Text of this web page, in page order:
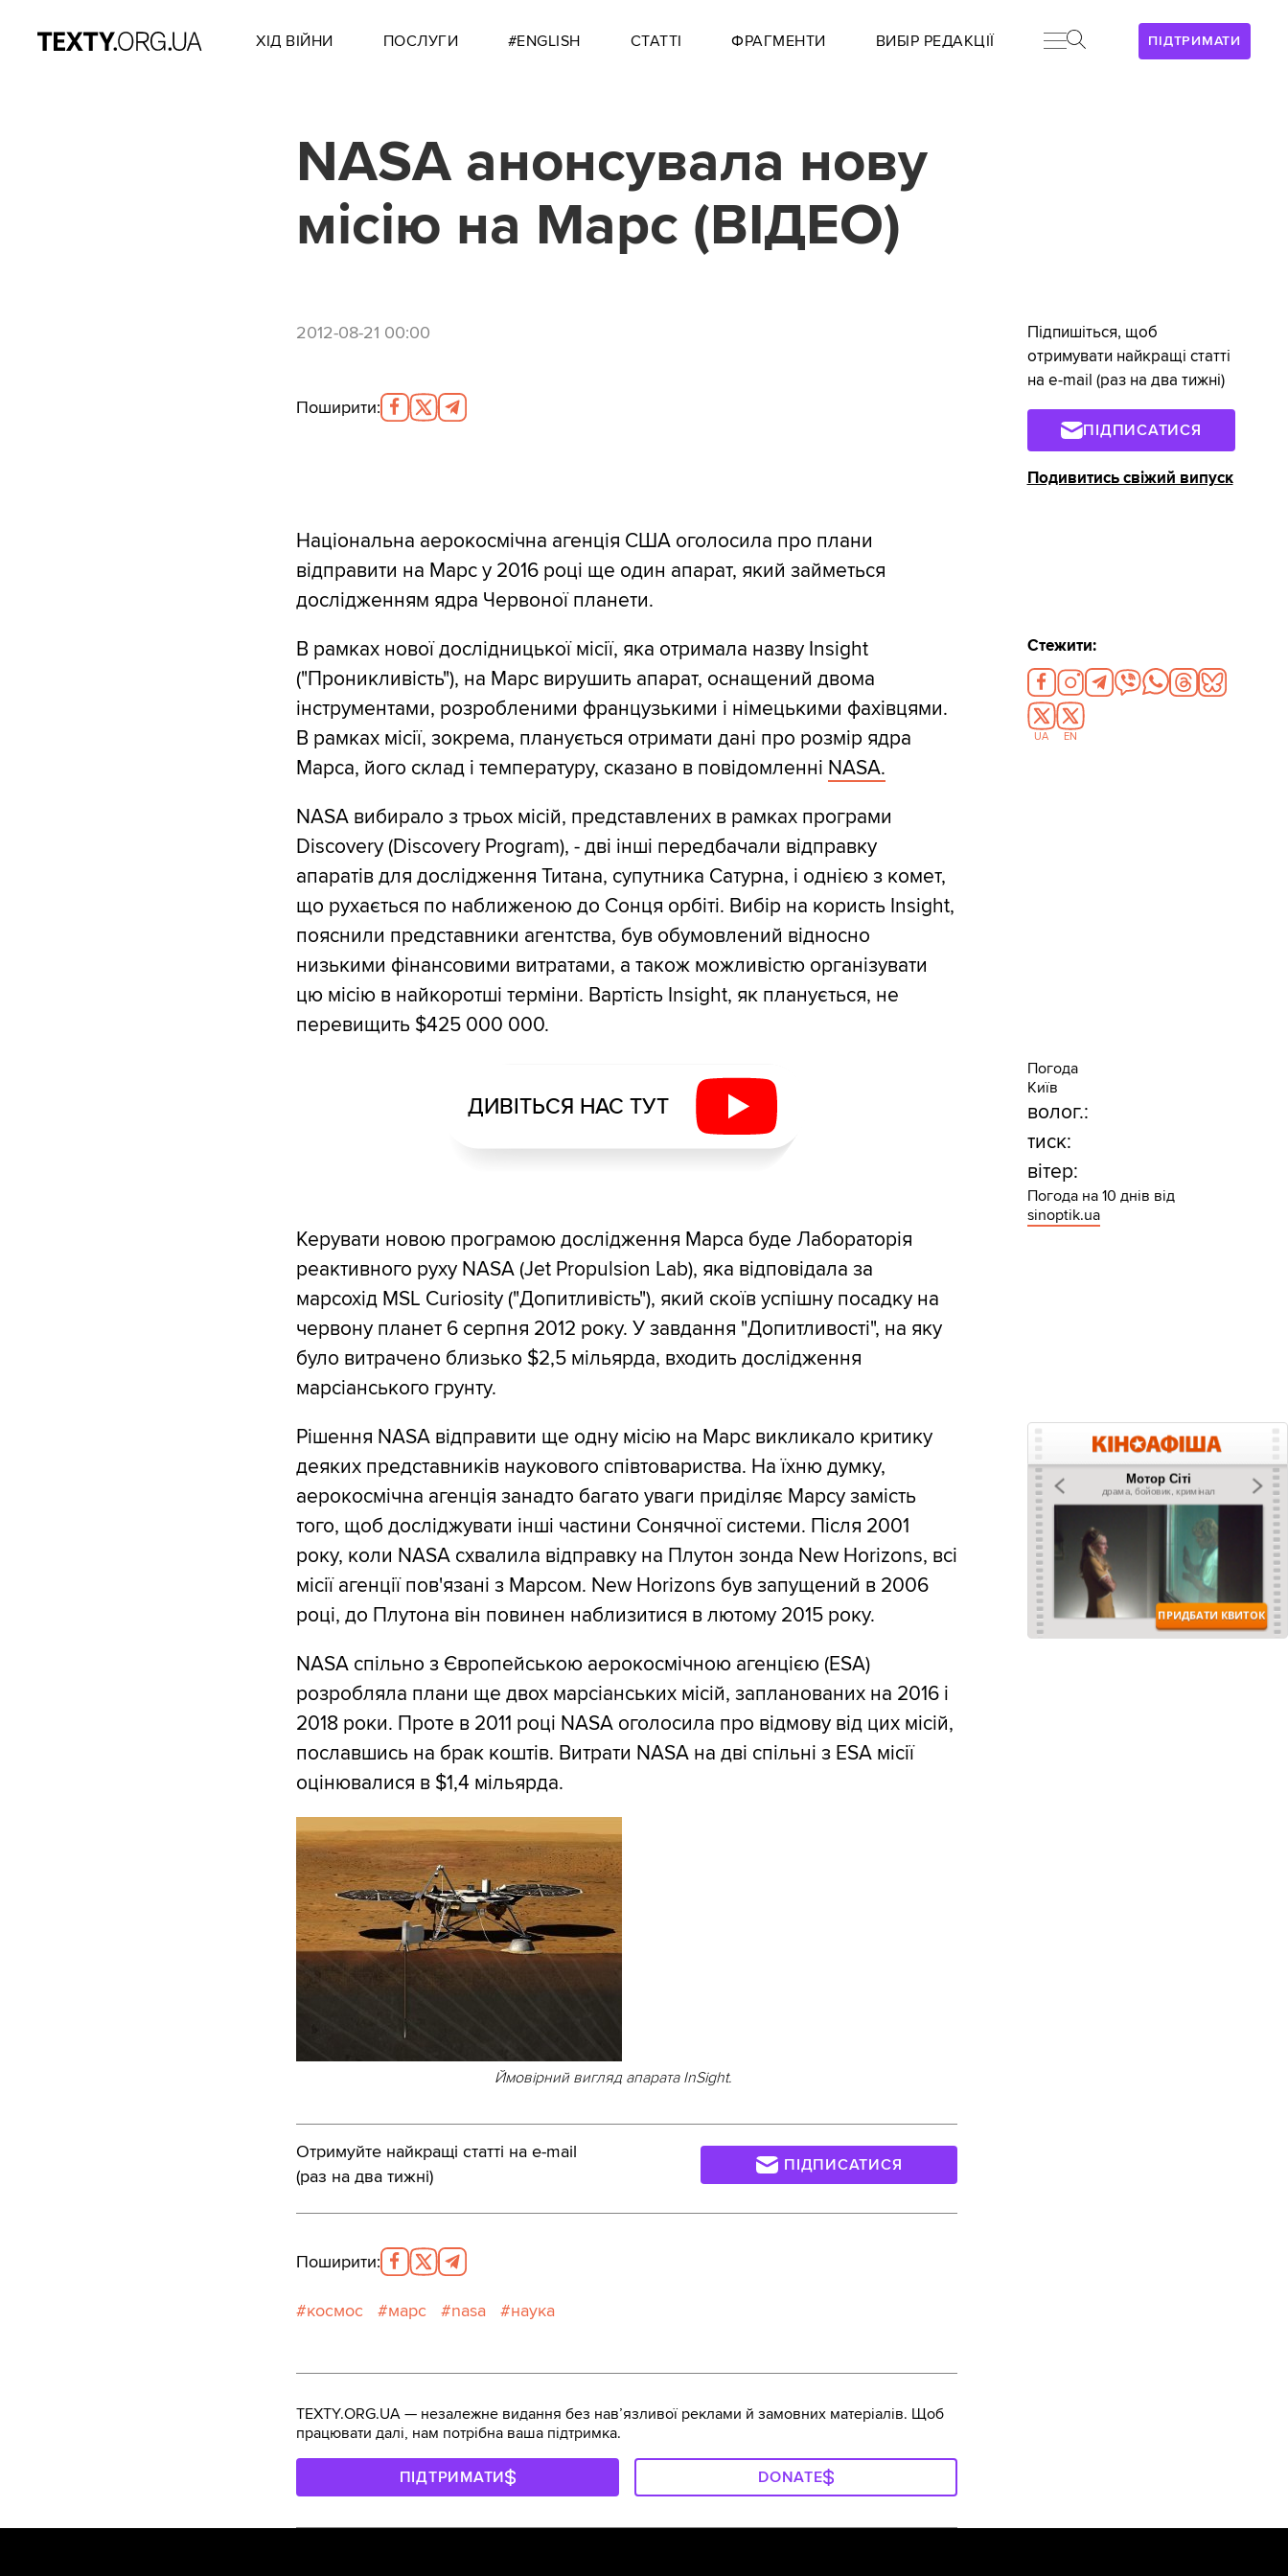
ПІДТРИМАТИ
ХІД ВІЙНИ ПОСЛУГИ #ENGLISH СТАТТІ ФРАГМЕНТИ ВИБІР РЕДАКЦІЇ
NASA анонсувала нову
місію на Марс (ВІДЕО)
2012-08-21 00:00
Поширити:
Національна аерокосмічна агенція США оголосила про плани
відправити на Марс у 2016 році ще один апарат, який займеться
дослідженням ядра Червоної планети.
В рамках нової дослідницької місії, яка отримала назву Insight
("Проникливість"), на Марс вирушить апарат, оснащений двома
інструментами, розробленими французькими і німецькими фахівцями.
В рамках місії, зокрема, планується отримати дані про розмір ядра
Марса, його склад і температуру, сказано в повідомленні NASA.
NASA вибирало з трьох місій, представлених в рамках програми
Discovery (Discovery Program), - дві інші передбачали відправку
апаратів для дослідження Титана, супутника Сатурна, і однією з комет,
що рухається по наближеною до Сонця орбіті. Вибір на користь Insight,
пояснили представники агентства, був обумовлений відносно
низькими фінансовими витратами, а також можливістю організувати
цю місію в найкоротші терміни. Вартість Insight, як планується, не
перевищить $425 000 000.
ДИВІТЬСЯ НАС ТУТ
Керувати новою програмою дослідження Марса буде Лабораторія
реактивного руху NASA (Jet Propulsion Lab), яка відповідала за
марсохід MSL Curiosity ("Допитливість"), який скоїв успішну посадку на
червону планет 6 серпня 2012 року. У завдання "Допитливості", на яку
було витрачено близько $2,5 мільярда, входить дослідження
марсіанського грунту.
Рішення NASA відправити ще одну місію на Марс викликало критику
деяких представників наукового співтовариства. На їхню думку,
аерокосмічна агенція занадто багато уваги приділяє Марсу замість
того, щоб досліджувати інші частини Сонячної системи. Після 2001
року, коли NASA схвалила відправку на Плутон зонда New Horizons, всі
місії агенції пов'язані з Марсом. New Horizons був запущений в 2006
році, до Плутона він повинен наблизитися в лютому 2015 року.
NASA спільно з Європейською аерокосмічною агенцією (ESA)
розробляла плани ще двох марсіанських місій, запланованих на 2016 і
2018 роки. Проте в 2011 році NASA оголосила про відмову від цих місій,
пославшись на брак коштів. Витрати NASA на дві спільні з ESA місії
оцінювалися в $1,4 мільярда.
Ймовірний вигляд апарата InSight.
Отримуйте найкращі статті на e-mail
(раз на два тижні)
ПІДПИСАТИСЯ
Поширити:
космос марс nasa наука
Підпишіться, щоб
отримувати найкращі статті
на e-mail (раз на два тижні)
ПІДПИСАТИСЯ
Подивитись свіжий випуск
Стежити:
UA EN
Погода
Київ
волог.:
тиск:
вітер:
Погода на 10 днів від
sinoptik.ua
TEXTY.ORG.UA — незалежне видання без навʼязливої реклами й замовних матеріалів. Щоб
працювати далі, нам потрібна ваша підтримка.
ПІДТРИМАТИ DONATE